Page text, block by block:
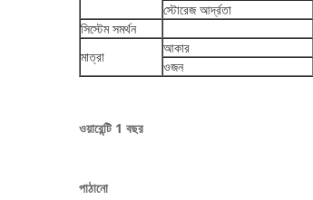
স্টোরেজ আর্দ্রতা
সিস্টেম সমর্থন
মাত্রা
আকার
ওজন
ওয়ারেন্টি 1 বছর
পাঠানো